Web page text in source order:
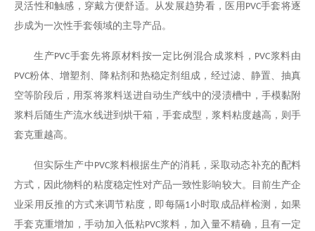
灵活性和触感，穿戴方便舒适。从发展趋势看，医用 PVC手套将逐
步成为一次性手套领域的主导产品。
生产PVC手套先将原材料按一定比例混合成浆料， PVC浆料由
PVC粉体、增塑剂、降粘剂和热稳定剂组成，经过滤、静置、抽真
空等阶段后，用泵将浆料送进自动生产线中的浸渍槽中，手模黏附
浆料后随生产流水线进到烘干箱，手套成型，浆料粘度越高，则手
套克重越高。
但实际生产中 PVC浆料根据生产的消耗，采取动态补充的配料
方式，因此物料的粘度稳定性对产品一致性影响较大。目前生产企
业采用反推的方式来调节粘度，即每隔1小时取成品样检测，如果
手套克重增加，手动加入低粘PVC浆料，加入量不精确，且有一定